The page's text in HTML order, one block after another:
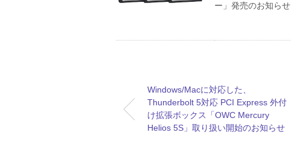
ー」発売のお知らせ
Windows/Macに対応した、
Thunderbolt 5対応 PCI Express 外付
け拡張ボックス「OWC Mercury
Helios 5S」取り扱い開始のお知らせ